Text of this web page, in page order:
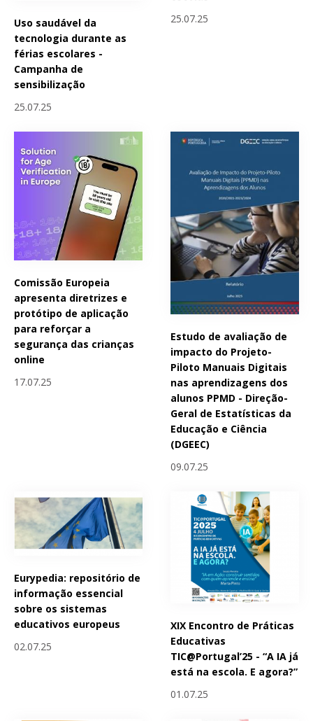
Uso saudável da
tecnologia durante as
férias escolares -
Campanha de
sensibilização
25.07.25
25.07.25
Comissão Europeia
apresenta diretrizes e
protótipo de aplicação
para reforçar a
segurança das crianças
online
17.07.25
Estudo de avaliação de
impacto do Projeto-
Piloto Manuais Digitais
nas aprendizagens dos
alunos PPMD - Direção-
Geral de Estatísticas da
Educação e Ciência
(DGEEC)
09.07.25
Eurypedia: repositório de
informação essencial
sobre os sistemas
educativos europeus
02.07.25
XIX Encontro de Práticas
Educativas
TIC@Portugal’25 - “A IA já
está na escola. E agora?”
01.07.25